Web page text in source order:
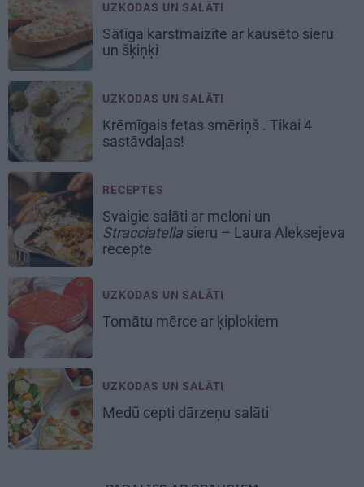
UZKODAS UN SALĀTI
Sātīga karstmaizīte ar kausēto sieru
un šķiņķi
UZKODAS UN SALĀTI
Krēmīgais fetas smēriņš . Tikai 4
sastāvdaļas!
RECEPTES
Svaigie salāti ar meloni un
Stracciatella sieru – Laura Aleksejeva
recepte
UZKODAS UN SALĀTI
Tomātu mērce ar ķiplokiem
UZKODAS UN SALĀTI
Medū cepti dārzeņu salāti